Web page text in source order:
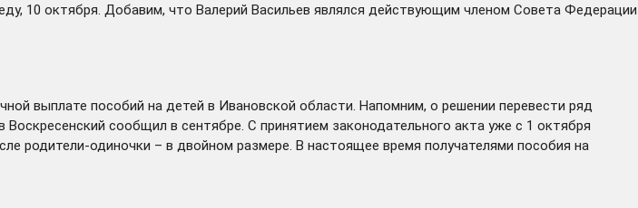
10 октября. Добавим, что Валерий Васильев являлся действующим членом Совета Федерации
выплате пособий на детей в Ивановской области. Напомним, о решении перевести ряд
Воскресенский сообщил в сентябре. С принятием законодательного акта уже с 1 октября
родители-одиночки – в двойном размере. В настоящее время получателями пособия на